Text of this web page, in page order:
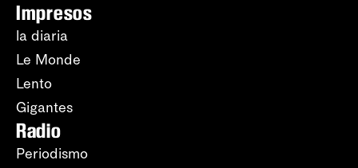
Impresos
la diaria
Le Monde
Lento
Gigantes
Radio
Periodismo